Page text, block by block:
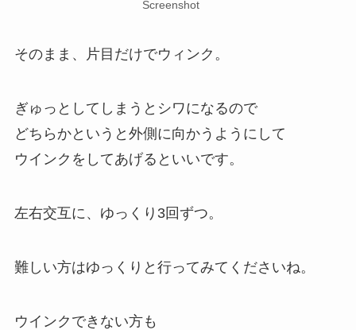
Screenshot
そのまま、片目だけでウィンク。
ぎゅっとしてしまうとシワになるので
どちらかというと外側に向かうようにして
ウインクをしてあげるといいです。
左右交互に、ゆっくり3回ずつ。
難しい方はゆっくりと行ってみてくださいね。
ウインクできない方も